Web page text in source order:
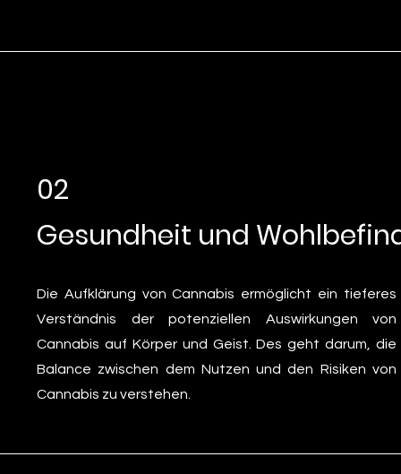
02
Gesundheit und
Die Aufklärung von Cannabis ermöglicht ein tieferes
Verständnis der potenziellen Auswirkungen von
Cannabis auf Körper und Geist. Des geht darum, die
Balance zwischen dem Nutzen und den Risiken von
Cannabis zu verstehen.